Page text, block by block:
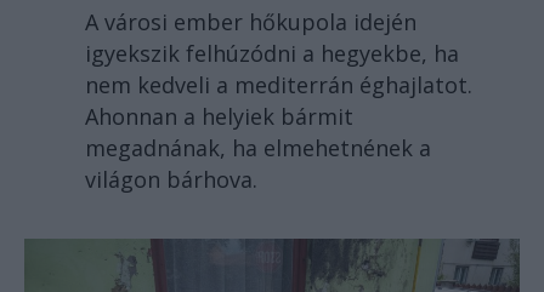
A városi ember hőkupola idején
igyekszik felhúzódni a hegyekbe, ha
nem kedveli a mediterrán éghajlatot.
Ahonnan a helyiek bármit
megadnának, ha elmehetnének a
világon bárhova.